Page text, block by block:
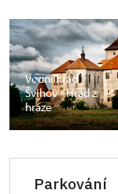
Vodní hrad
Švihov - Hrad z
hráze
Parkování